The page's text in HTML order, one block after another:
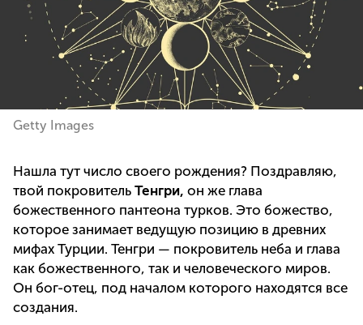
Getty Images
Нашла тут число своего рождения? Поздравляю,
твой покровитель Тенгри, он же глава
божественного пантеона турков. Это божество,
которое занимает ведущую позицию в древних
мифах Турции. Тенгри — покровитель неба и глава
как божественного, так и человеческого миров.
Он бог-отец, под началом которого находятся все
создания.